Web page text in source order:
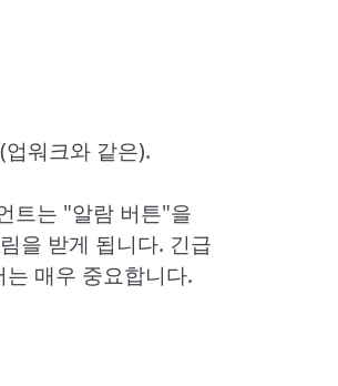
워크와 같은).
트는 "알람 버튼"을
을 받게 됩니다. 긴급
매우 중요합니다.